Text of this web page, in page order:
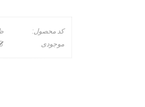
کد محصول:
موجودی